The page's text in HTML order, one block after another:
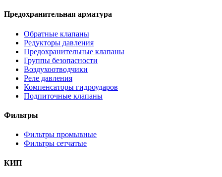
Предохранительная арматура
Обратные клапаны
Редукторы давления
Предохранительные клапаны
Группы безопасности
Воздухоотводчики
Реле давления
Компенсаторы гидроударов
Подпиточные клапаны
Фильтры
Фильтры промывные
Фильтры сетчатые
КИП